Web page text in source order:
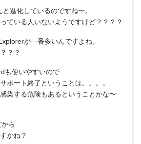
進化しているのですね〜。
ている人いないようですけど？？？？
が一番多いんですよね。
？？
も使いやすいので
ポート終了ということは。。。。
染する危険もあるということかな〜
ら
かね？